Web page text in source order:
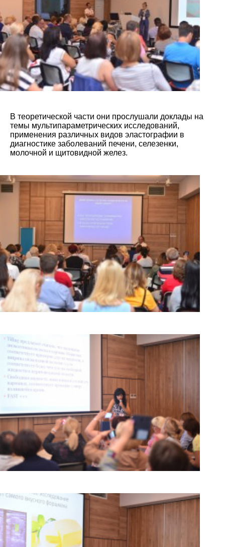
В теоретической части они прослушали доклады на
темы мультипараметрических исследований,
применения различных видов эластографии в
диагностике заболеваний печени, селезенки,
молочной и щитовидной желез.